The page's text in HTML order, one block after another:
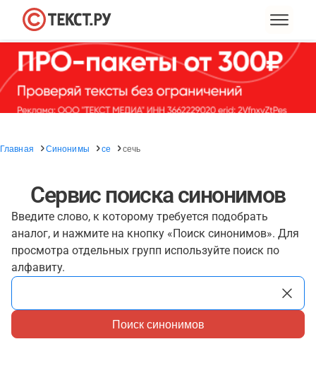
Главная Синонимы се сечь
Сервис поиска синонимов
Введите слово, к которому требуется подобрать
аналог, и нажмите на кнопку «Поиск синонимов». Для
просмотра отдельных групп используйте поиск по
алфавиту.
Поиск синонимов